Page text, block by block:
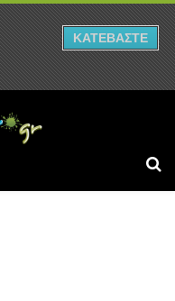
Ρεπορτάζ
ΚΑΤΕΒΑΣΤΕ